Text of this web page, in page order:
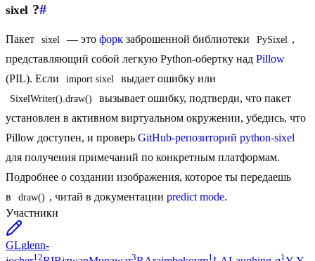
sixel ?#
Пакет sixel — это форк заброшенной библиотеки PySixel ,
представляющий собой легкую Python-обертку над Pillow
(PIL). Если
import sixel выдает ошибку или
SixelWriter().draw()
вызывает ошибку, подтверди, что пакет
установлен в активном виртуальном окружении, убедись, что
Pillow доступен, и проверь GitHub-репозиторий python-sixel
для получения примечаний по конкретным платформам.
Подробнее о создании изображения, которое ты передаешь
в
draw() , читай в документации predict mode.
Участники
GLglenn-
12 3 1 1